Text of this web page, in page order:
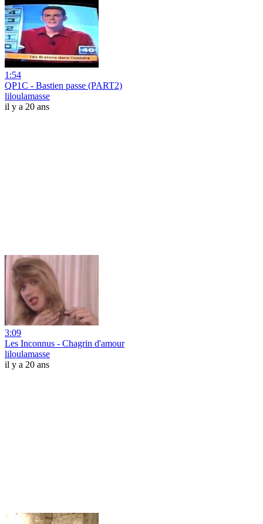
1:54
QP1C - Bastien passe (PART2)
liloulamasse
il y a 20 ans
3:09
Les Inconnus - Chagrin d'amour
liloulamasse
il y a 20 ans